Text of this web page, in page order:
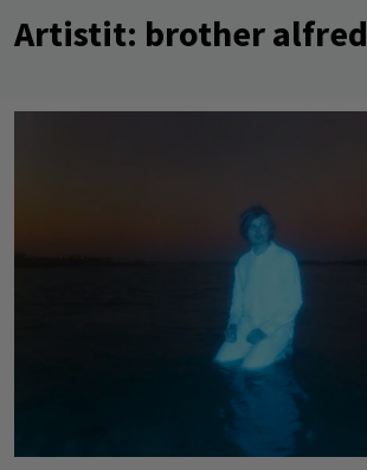
Artistit: brother alfred